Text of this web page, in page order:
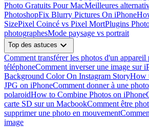
Photo Gratuits Pour MacMeilleures
PhotoshopFix Blurry Pictures On iPhone
SizePixel Coincé vs Pixel MortPlugins
photographesMode paysage vs portrait
Top des astuces expand_more
Comment transférer les photos d'un
téléphoneComment inverser une image sur
Background Color On Instagram StoryHow
JPG on iPhoneComment donner à une
polaroidHow to Combine Photos on iPhone
carte SD sur un MacbookComment être
supprimer une photo en mouvement
image